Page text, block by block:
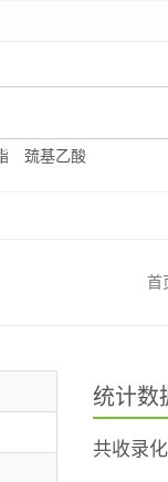
巯基乙酸
首
统计数
共收录